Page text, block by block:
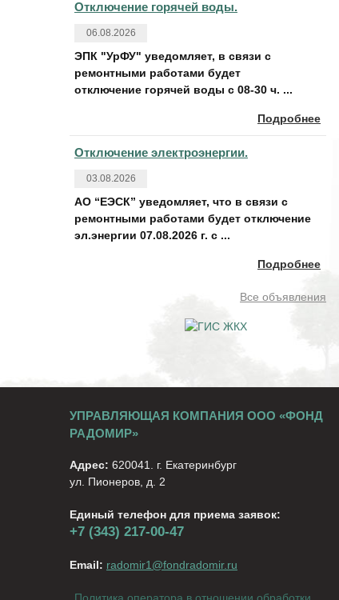
Отключение горячей воды.
06.08.2026
ЭПК "УрФУ" уведомляет, в связи с
ремонтными работами будет
отключение горячей воды с 08-30 ч. ...
Подробнее
Отключение электроэнергии.
03.08.2026
АО “ЕЭСК” уведомляет, что в связи с
ремонтными работами будет отключение
эл.энергии 07.08.2026 г. с ...
Подробнее
Все объявления
УПРАВЛЯЮЩАЯ КОМПАНИЯ ООО «ФОНД
РАДОМИР»
Адрес: 620041. г. Екатеринбург
ул. Пионеров, д. 2
Единый телефон для приема заявок:
+7 (343) 217-00-47
Email: radomir1@fondradomir.ru